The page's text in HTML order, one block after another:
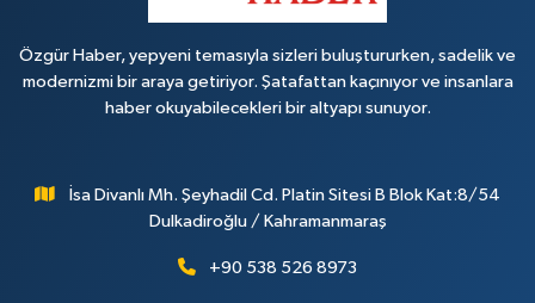
Özgür Haber, yepyeni temasıyla sizleri buluştururken, sadelik ve
modernizmi bir araya getiriyor. Şatafattan kaçınıyor ve insanlara
haber okuyabilecekleri bir altyapı sunuyor.
İsa Divanlı Mh. Şeyhadil Cd. Platin Sitesi B Blok Kat:8/54
Dulkadiroğlu / Kahramanmaraş
+90 538 526 8973